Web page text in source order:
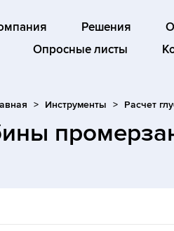
Решения
Опросные листы
Инструменты Расчет